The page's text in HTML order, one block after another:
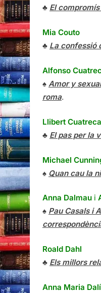
♣ El
Mia Couto
♣ La confessió
Alfonso
♠ Amor y
roma.
Llibert
♣ El pas per la
Michael
♠ Quan cau la
Anna Dalmau i
♠ Pau Casals i
Roald Dahl
♣ Els millors
Anna Maria Dalí